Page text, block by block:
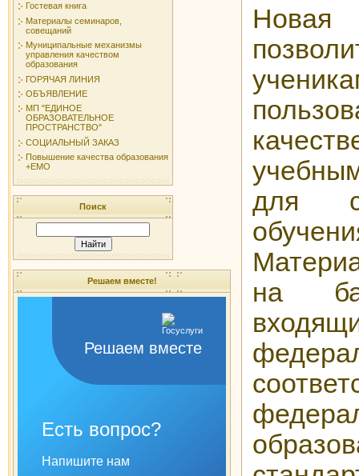
Гостевая книга
Материалы семинаров,
совещаний
Муниципальные механизмы
управления качеством
образования
ГОРЯЧАЯ ЛИНИЯ
ОБЪЯВЛЕНИЕ
МП "ЕДИНОЕ
ОБРАЗОВАТЕЛЬНОЕ
ПРОСТРАНСТВО"
СОЦИАЛЬНЫЙ ЗАКАЗ
Повышение качества образования
+ЕМО
Поиск
Решаем вместе!
Решаем вместе
Есть вопрос?
Напишите нам
для
на